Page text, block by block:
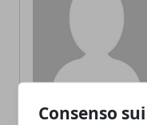
Consenso